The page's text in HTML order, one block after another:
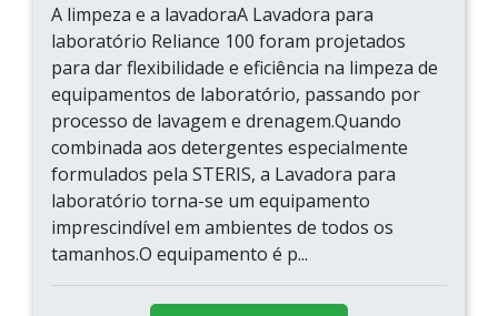
A limpeza e a lavadoraA Lavadora para
laboratório Reliance 100 foram projetados
para dar flexibilidade e eficiência na limpeza de
equipamentos de laboratório, passando por
processo de lavagem e drenagem.Quando
combinada aos detergentes especialmente
formulados pela STERIS, a Lavadora para
laboratório torna-se um equipamento
imprescindível em ambientes de todos os
tamanhos.O equipamento é p...